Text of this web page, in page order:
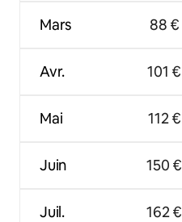
Mars
Avr.
Mai
Juin
Juil.
88 €
101 €
112 €
150 €
162 €